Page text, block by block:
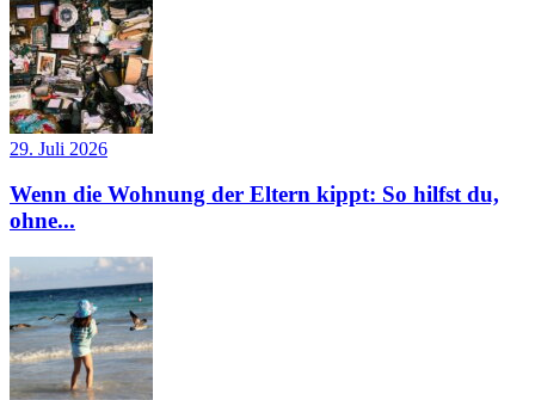
29. Juli 2026
Wenn die Wohnung der Eltern kippt: So hilfst du,
ohne...